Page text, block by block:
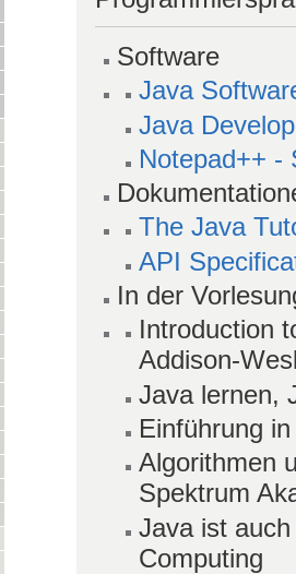
Software
Java
Java
Notepad++ -
The Java
API
In der
Introduction
Addison-
Java lernen,
Einführung
Algorithmen
Spektrum
Java ist
Computing